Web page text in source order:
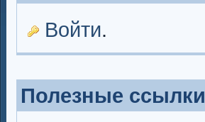
Войти.
Полезные ссылки